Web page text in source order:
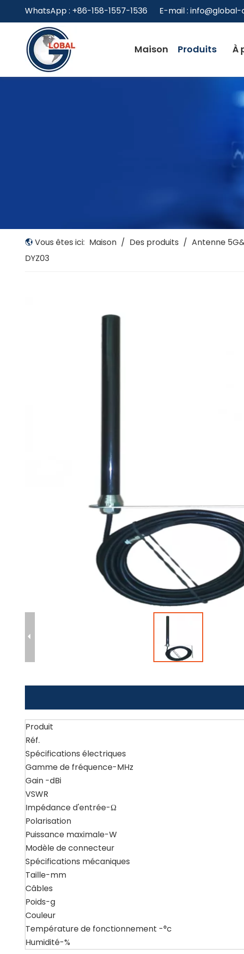
WhatsApp : +86-158-1557-1536 E-mail :
Maison Produits À
Vous êtes ici: Maison / Des produits / Antenne
DYZ03
Produit
Réf.
Spécifications électriques
Gamme de fréquence-MHz
Gain -dBi
VSWR
Impédance d'entrée-Ω
Polarisation
Puissance maximale-W
Modèle de connecteur
Spécifications mécaniques
Taille-mm
Câbles
Poids-g
Couleur
Température de fonctionnement -°c
Humidité-%